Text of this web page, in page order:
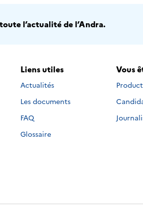
l’actualité de l’Andra.
Liens utiles
Actualités
Les documents
FAQ
Glossaire
Vous